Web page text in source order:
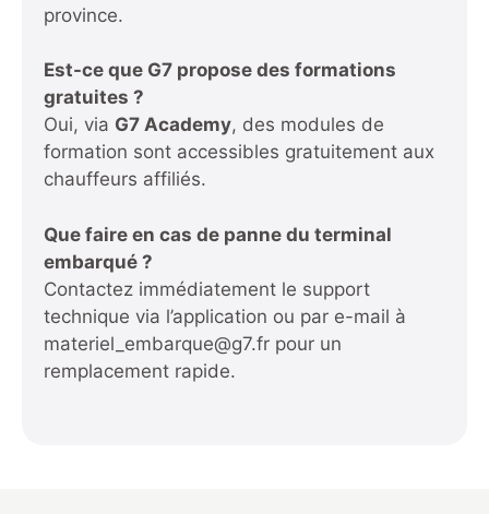
province.
Est-ce que G7 propose des formations
gratuites ?
Oui, via G7 Academy, des modules de
formation sont accessibles gratuitement aux
chauffeurs affiliés.
Que faire en cas de panne du terminal
embarqué ?
Contactez immédiatement le support
technique via l’application ou par e-mail à
materiel_embarque@g7.fr pour un
remplacement rapide.